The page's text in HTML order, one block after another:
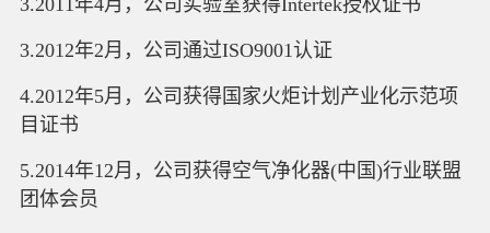
3.2011年4月，公司实验室获得Intertek授权证书
3.2012年2月，公司通过ISO9001认证
4.2012年5月，公司获得国家火炬计划产业化示范项
目证书
5.2014年12月，公司获得空气净化器(中国)行业联盟
团体会员